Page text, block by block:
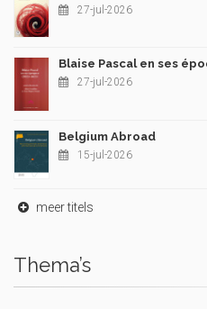
27-jul-2026
Blaise Pascal en ses
27-jul-2026
Belgium Abroad
15-jul-2026
meer titels
Thema’s